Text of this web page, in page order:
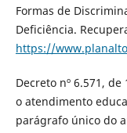
Formas de
Deficiência.
https://
Decreto nº 6.571,
o atendimento
parágrafo único do